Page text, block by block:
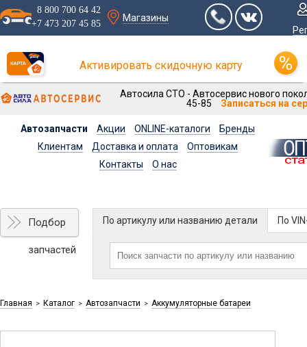
8 800 700 64 42
+7 473 207 45 85
Магазины
Активировать скидочную карту
Автосила СТО - Автосервис нового
45-85
Записаться на
Автозапчасти Акции ONLINE-каталоги
Бренды
Клиентам
Доставка и оплата
Оптовикам
Контакты
О нас
Подбор
запчастей
По артикулу или названию детали По
Главная > Каталог > Автозапчасти > Аккумуляторные батареи